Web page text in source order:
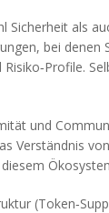
Sicherheit als
bei denen
.
und
Verständnis von